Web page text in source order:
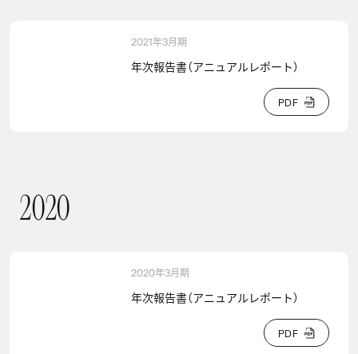
2021年3月期
年次報告書（アニュアルレポート）
PDF
PDF
2020
2020
2020年3月期
年次報告書（アニュアルレポート）
PDF
PDF